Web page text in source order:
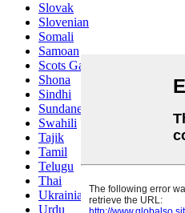
Slovak
Slovenian
Somali
Samoan
Scots Gaelic
Shona
Sindhi
Sundanese
Swahili
Tajik
Tamil
Telugu
Thai
Ukrainian
Urdu